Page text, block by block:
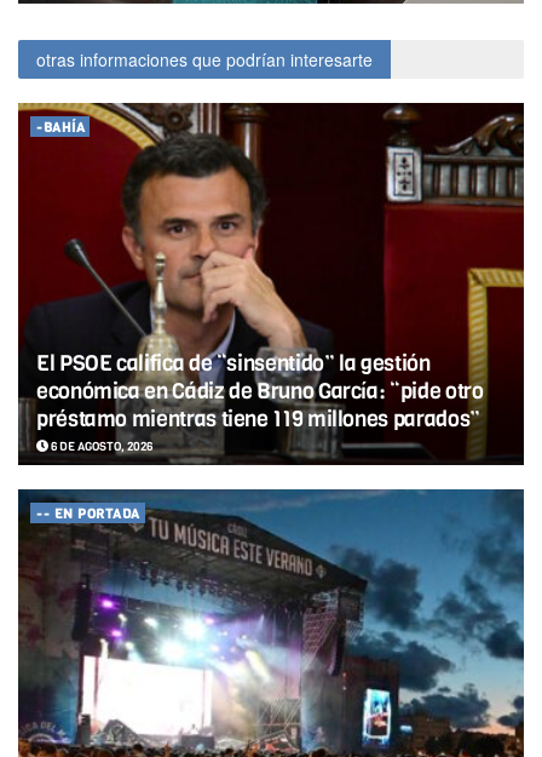
otras informaciones que podrían interesarte
-BAHÍA
El PSOE califica de “sinsentido” la gestión
económica en Cádiz de Bruno García: “pide otro
préstamo mientras tiene 119 millones parados”
6 DE AGOSTO, 2026
-- EN PORTADA